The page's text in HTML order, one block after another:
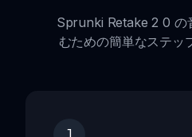
Sprunki Retake 2 0 の
むための簡単なステッ